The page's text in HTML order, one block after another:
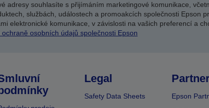
adresy souhlasíte s přijímáním marketingové komunikace,
službách, událostech a promoakcích společnosti Epson
elektronické komunikace, v závislosti na vašich preferencí a
osobních údajů společnosti Epson
Legal
Safety Data Sheets
Epson